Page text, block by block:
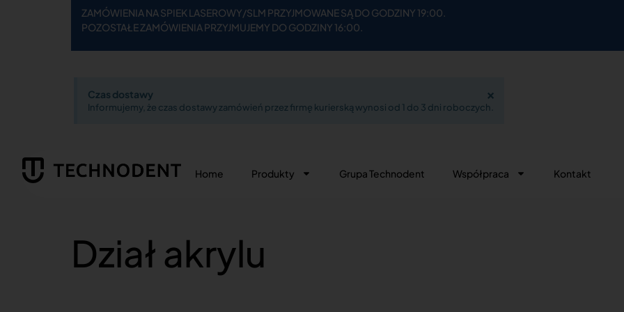
ZAMÓWIENIA NA SPIEK LASEROWY/SLM PRZYJMOWANE SĄ DO GODZINY 19:00.
POZOSTAŁE ZAMÓWIENIA PRZYJMUJEMY DO GODZINY 16:00.
Czas dostawy
Informujemy, że czas dostawy zamówień przez firmę kurierską wynosi od 1 do 3 dni roboczych.
×
Home Produkty Grupa Technodent Współpraca Kontakt
Dział akrylu